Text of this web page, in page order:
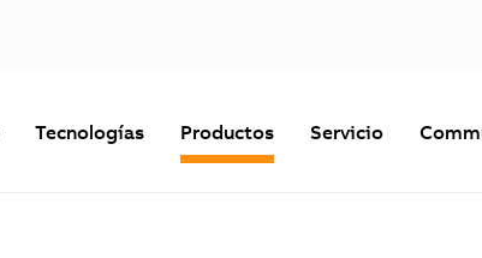
Tecnologías Productos Servicio